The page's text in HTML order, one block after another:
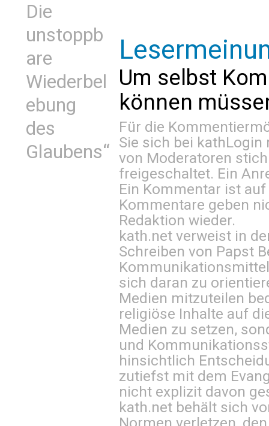
Die
unstoppb
are
Wiederbel
ebung
des
Glaubens“
Um selbst
können
Für die
Sie sich bei kathLogin
von Moderatoren
freigeschaltet. Ein
Ein Kommentar ist
Kommentare geben
Redaktion wieder.
kath.net verweist in
Schreiben von Papst
sich daran zu
Medien mitzuteilen
religiöse Inhalte auf
Medien zu setzen,
und
hinsichtlich
zutiefst mit dem
nicht explizit davon
kath.net behält sich